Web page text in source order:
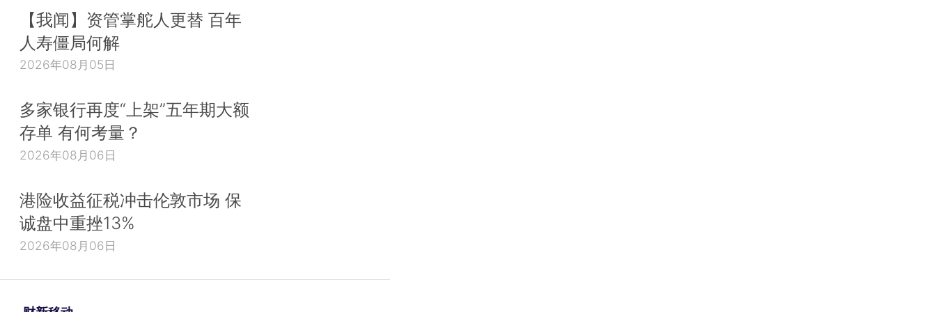
【我闻】资管掌舵人更替 百年
人寿僵局何解
2026年08月05日
多家银行再度“上架”五年期大额
存单 有何考量？
2026年08月06日
港险收益征税冲击伦敦市场 保
诚盘中重挫13%
2026年08月06日